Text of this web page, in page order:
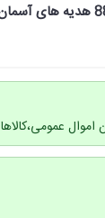
عمومی،کالاها